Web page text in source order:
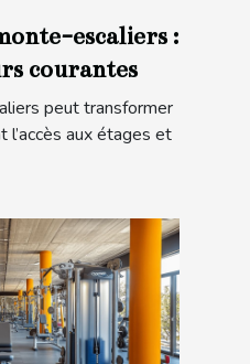
escaliers :
courantes
peut transformer
l’accès aux étages et